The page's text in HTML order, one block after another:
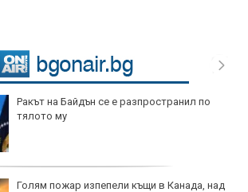
Ракът на Байдън се е разпространил по
тялото му
Голям пожар изпепели къщи в Канада, над